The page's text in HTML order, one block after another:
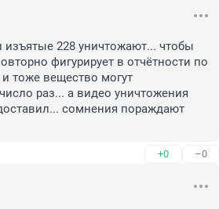
изъятые 228 уничтожают... чтобы
фигурирует в отчётности по
тоже вещество могут
раз... а видео уничтожения
сомнения пораждают
+0 –0